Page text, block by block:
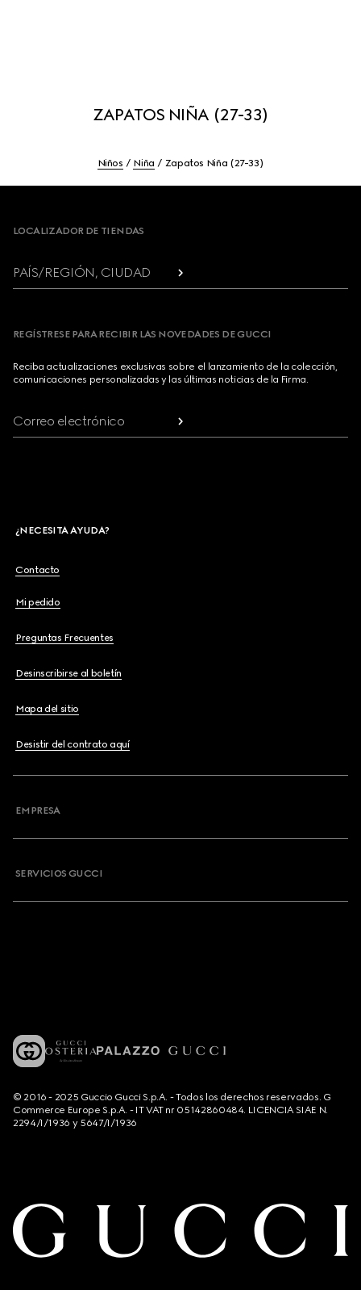
ZAPATOS NIÑA (27-33)
Niños Niña Zapatos Niña (27-33)
LOCALIZADOR DE TIENDAS
PAÍS/REGIÓN, CIUDAD
REGÍSTRESE PARA RECIBIR LAS NOVEDADES DE GUCCI
Reciba actualizaciones exclusivas sobre el lanzamiento de la colección,
comunicaciones personalizadas y las últimas noticias de la Firma.
Correo electrónico
¿NECESITA AYUDA?
Contacto
Mi pedido
Preguntas Frecuentes
Desinscribirse al boletín
Mapa del sitio
Desistir del contrato aquí
EMPRESA
SERVICIOS GUCCI
© 2016 - 2025 Guccio Gucci S.p.A. - Todos los derechos reservados. G
Commerce Europe S.p.A. - IT VAT nr 05142860484. LICENCIA SIAE N.
2294/I/1936 y 5647/I/1936